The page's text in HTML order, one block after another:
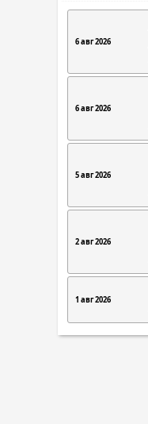
6 авг 2026
6 авг 2026
5 авг 2026
2 авг 2026
1 авг 2026